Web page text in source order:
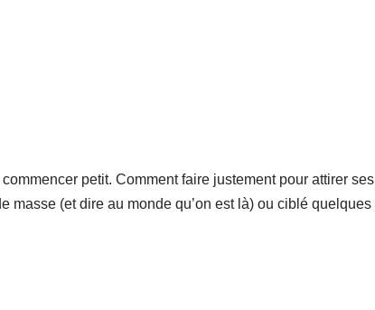
petit. Comment faire justement pour attirer ses
masse (et dire au monde qu’on est là) ou ciblé quelques